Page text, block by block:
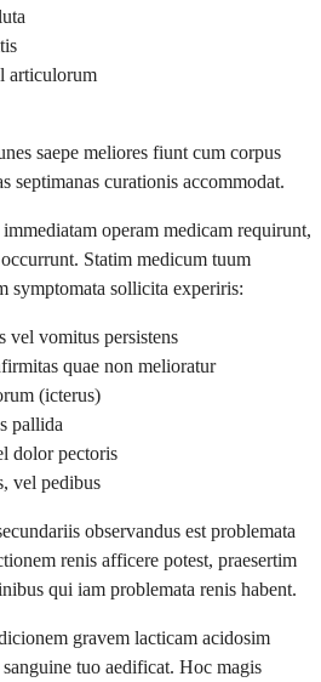
articulorum
saepe meliores fiunt cum corpus
septimanas curationis accommodat.
operam medicam requirunt,
Statim medicum tuum
symptomata sollicita experiris:
vel vomitus persistens
quae non melioratur
(icterus)
pallida
dolor pectoris
vel pedibus
observandus est problemata
renis afficere potest, praesertim
qui iam problemata renis habent.
gravem lacticam acidosim
tuo aedificat. Hoc magis